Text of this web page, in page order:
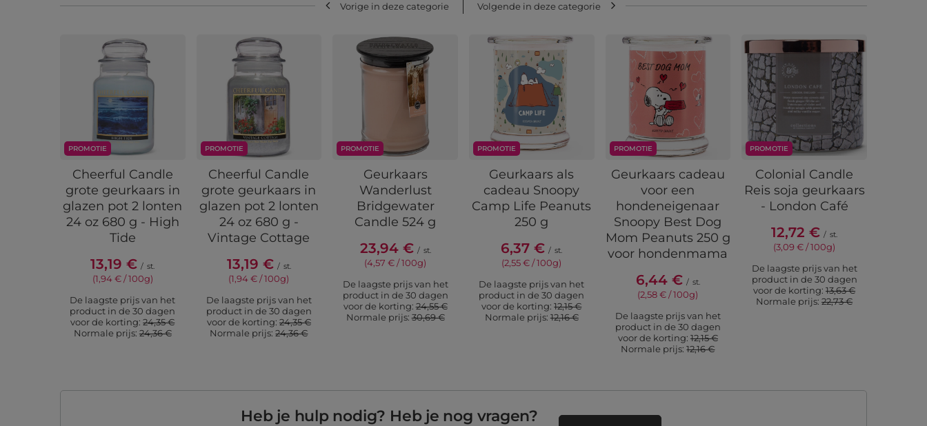
Vorige in deze categorie Volgende in deze categorie
PROMOTIE
Cheerful Candle
grote geurkaars in
glazen pot 2 lonten
24 oz 680 g - High
Tide
13,19 € / st.
(1,94 € / 100g)
De laagste prijs van het
product in de 30 dagen
voor de korting:24,35 €
Normale prijs: 24,36 €
PROMOTIE
Cheerful Candle
grote geurkaars in
glazen pot 2 lonten
24 oz 680 g -
Vintage Cottage
13,19 € / st.
(1,94 € / 100g)
De laagste prijs van het
product in de 30 dagen
voor de korting: 24,35 €
Normale prijs:24,36 €
PROMOTIE
Geurkaars
Wanderlust
Bridgewater
Candle 524 g
23,94 € / st.
(4,57 € / 100g)
De laagste prijs van het
product in de 30 dagen
voor de korting:24,55 €
Normale prijs:30,69 €
PROMOTIE
Geurkaars als
cadeau Snoopy
Camp Life Peanuts
250 g
6,37 € / st.
(2,55 € / 100g)
De laagste prijs van het
product in de 30 dagen
voor de korting:12,15 €
Normale prijs: 12,16 €
PROMOTIE
Geurkaars cadeau
voor een
hondeneigenaar
Snoopy Best Dog
Mom Peanuts 250 g
voor hondenmama
6,44 € / st.
(2,58 € / 100g)
De laagste prijs van het
product in de 30 dagen
voor de korting: 12,15 €
Normale prijs:12,16 €
PROMOTIE
Colonial Candle
Reis soja geurkaars
- London Café
12,72 € / st.
(3,09 € / 100g)
De laagste prijs van het
product in de 30 dagen
voor de korting:13,63 €
Normale prijs:22,73 €
Heb je hulp nodig? Heb je nog vragen?